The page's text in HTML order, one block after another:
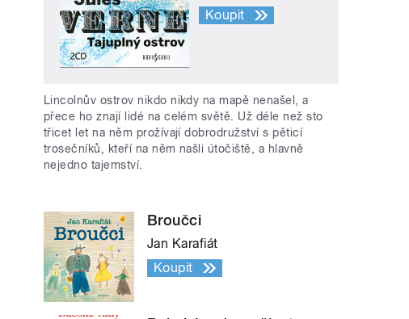
Koupit
Lincolnův ostrov nikdo nikdy na mapě nenašel, a
přece ho znají lidé na celém světě. Už déle než sto
třicet let na něm prožívají dobrodružství s pěticí
trosečníků, kteří na něm našli útočiště, a hlavně
nejedno tajemství.
Broučci
Jan Karafiát
Koupit